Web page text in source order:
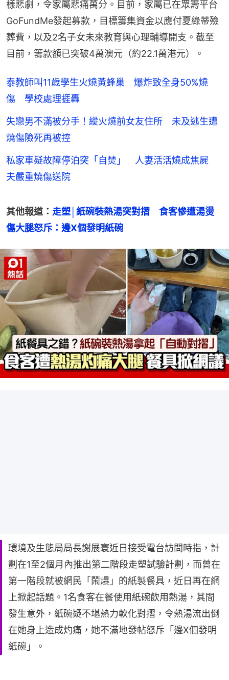
樣悲劇，令家屬悲痛萬分。目前，家屬已在眾籌平台
GoFundMe發起募款，目標籌集資金以應付夏綠蒂殮
葬費，以及2名子女未來教育與心理輔導開支。截至
目前，籌款額已突破4萬澳元（約22.1萬港元）。
泰教師叫11歲學生火燒黃蜂巢 爆炸致全身50%燒
傷 學校處理捱轟
失戀男不滿被分手！縱火燒前女友住所 未及逃生遭
燒傷險死再被控
私家車疑故障停泊突「自焚」 人妻活活燒成焦屍
夫嚴重燒傷送院
其他報道： 走塑│紙碗裝熱湯突對摺　食客慘遭湯燙
傷大腿怒斥：邊X個發明紙碗
環境及生態局局長謝展寰近日接受電台訪問時指，計
劃在1至2個月內推出第二階段走塑試驗計劃，而曾在
第一階段就被網民「鬧爆」的紙製餐具，近日再在網
上掀起話題。1名食客在餐使用紙碗飲用熱湯，其間
發生意外，紙碗疑不堪熱力軟化對摺，令熱湯流出倒
在她身上造成灼痛，她不滿地發帖怒斥「邊X個發明
紙碗」。